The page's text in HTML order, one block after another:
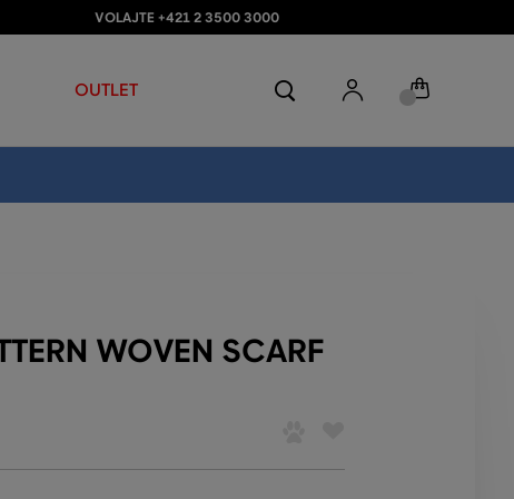
VOLAJTE +421 2 3500 3000
OUTLET
WOVEN SCARF